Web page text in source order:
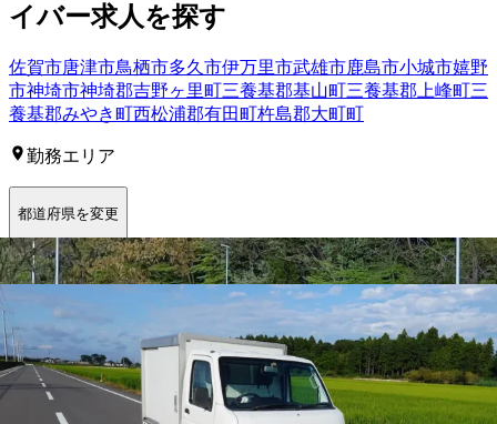
イバー求人を探す
佐賀市唐津市鳥栖市多久市伊万里市武雄市鹿島市小城市嬉野
市神埼市神埼郡吉野ヶ里町三養基郡基山町三養基郡上峰町三
養基郡みやき町西松浦郡有田町杵島郡大町町
勤務エリア
都道府県を変更
鳥栖市
選択しなおす
こだわり条件を追加する この条件で更に絞り込む